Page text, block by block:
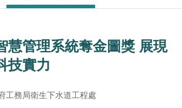
慧管理系統奪金圖獎 展現
技實力
工務局衛生下水道工程處